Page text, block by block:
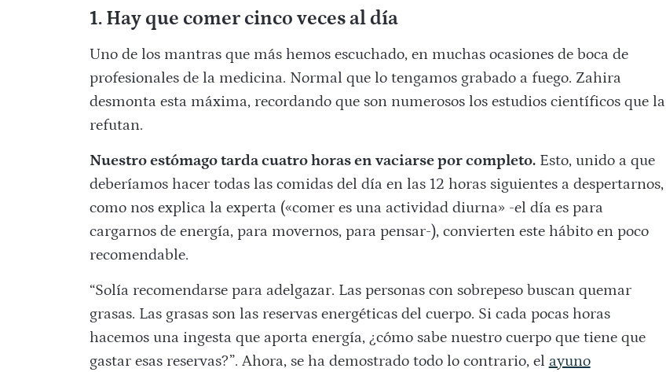
1. Hay que comer cinco veces al día
Uno de los mantras que más hemos escuchado, en muchas ocasiones de boca de
profesionales de la medicina. Normal que lo tengamos grabado a fuego. Zahira
desmonta esta máxima, recordando que son numerosos los estudios científicos que la
refutan.
Nuestro estómago tarda cuatro horas en vaciarse por completo.Esto, unido a que
deberíamos hacer todas las comidas del día en las 12 horas siguientes a despertarnos,
como nos explica la experta («comer es una actividad diurna» -el día es para
cargarnos de energía, para movernos, para pensar-), convierten este hábito en poco
recomendable.
“Solía recomendarse para adelgazar. Las personas con sobrepeso buscan quemar
grasas. Las grasas son las reservas energéticas del cuerpo. Si cada pocas horas
hacemos una ingesta que aporta energía, ¿cómo sabe nuestro cuerpo que tiene que
gastar esas reservas?”. Ahora, se ha demostrado todo lo contrario, el ayuno